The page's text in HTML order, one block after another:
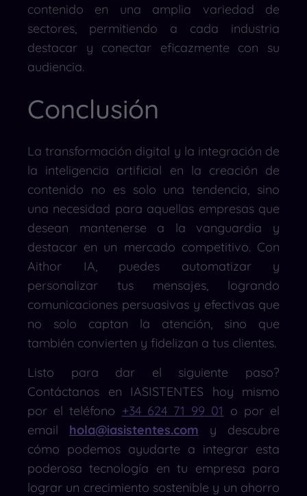
contenido en una amplia variedad de
sectores, permitiendo a cada industria
destacar y conectar eficazmente con su
audiencia.
Conclusión
La transformación digital y la integración de
la inteligencia artificial en la creación de
contenido no es solo una tendencia, sino
una necesidad para aquellas empresas que
desean mantenerse a la vanguardia y
destacar en un mercado competitivo. Con
Aithor IA, puedes automatizar y
personalizar tus mensajes, logrando
comunicaciones persuasivas y efectivas que
no solo captan la atención, sino que
también convierten y fidelizan a tus clientes.
Listo para dar el siguiente paso?
Contáctanos en IASISTENTES hoy mismo
por el teléfono +34 624 71 99 01 o por el
email hola@iasistentes.com y descubre
cómo podemos ayudarte a integrar esta
poderosa tecnología en tu empresa para
lograr un crecimiento sostenible y un ahorro